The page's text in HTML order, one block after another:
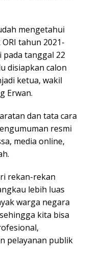
mengetahui
tahun 2021-
tanggal 22
disiapkan calon
ketua, wakil
Erwan.
dan tata cara
resmi
media online,
rekan-rekan
lebih luas
warga negara
kita bisa
pelayanan publik